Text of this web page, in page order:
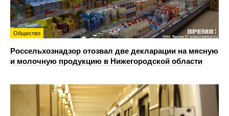
Общество
Россельхознадзор отозвал две декларации на мясную
и молочную продукцию в Нижегородской области